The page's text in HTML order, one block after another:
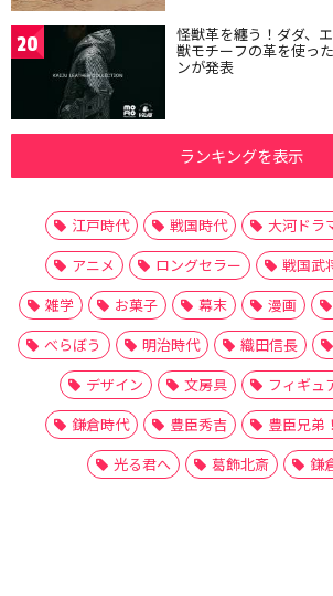
20 怪獣革を纏う！ダダ、
獣モチーフの革を使っ
ンが発表
ランキングを表示
江戸時代 戦国時代 大河ドラ
アニメ
ロングセラー 戦国武
雑学
お菓子 幕末 漫画
べらぼう
明治時代 織田信長
デザイン
文房具 フィギュ
鎌倉時代
豊臣秀吉 豊臣兄弟！
光る君へ
葛飾北斎 鎌